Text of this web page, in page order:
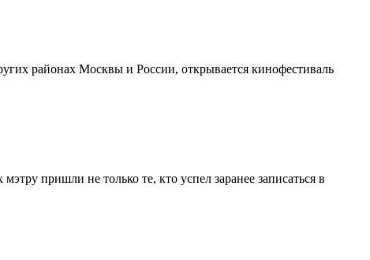
районах Москвы и России, открывается кинофестиваль
пришли не только те, кто успел заранее записаться в